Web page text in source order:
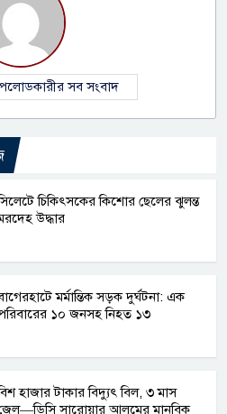
সব সংবাদ
চিকিৎসকের কিশোর ছেলের ঝুলন্ত
উদ্ধার
মর্মান্তিক সড়ক দুর্ঘটনা: এক
১০ জনসহ নিহত ১৩
হাজার টাকার বিদ্যুৎ বিল, ৩ মাস
সারোয়ার আলমের মানবিক